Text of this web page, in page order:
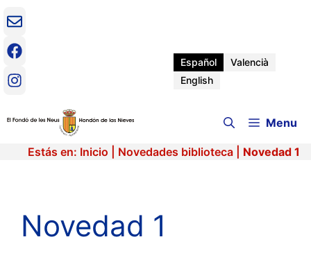
Saltar
contenido
Español
Valencià
English
Menu
Estás en: Inicio Novedades biblioteca Novedad 1
Novedad 1